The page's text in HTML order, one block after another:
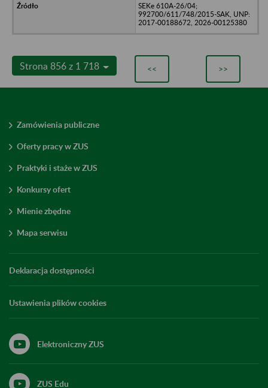
SEKe 610A-26/04;
992700/611/748/2015-SAK, UNP:
2017-00188672, 2026-00125380
Strona 856 z 1 718 << >>
Zamówienia publiczne
Oferty pracy w ZUS
Praktyki i staże w ZUS
Konkursy ofert
Mienie zbędne
Mapa serwisu
Deklaracja dostępności
Ustawienia plików cookies
Elektroniczny ZUS
ZUS Edu